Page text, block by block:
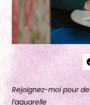
Rejoignez-moi pour
l’aquarelle